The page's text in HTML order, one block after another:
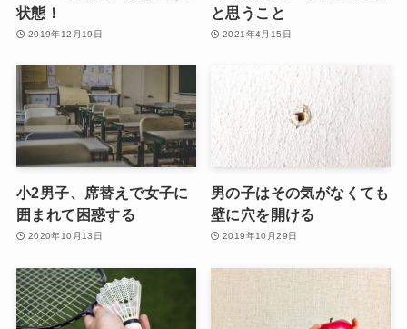
状態！
2019年12月19日
と思うこと
2021年4月15日
小2男子、席替えで女子に
囲まれて困惑する
2020年10月13日
男の子はその気がなくても
壁に穴を開ける
2019年10月29日